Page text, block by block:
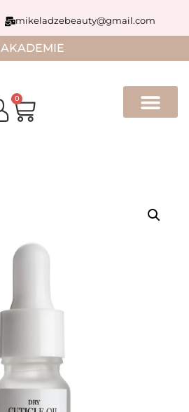
mikeladzebeauty@gmail.com
AKADEMIE
0